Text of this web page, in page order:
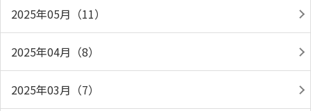
2025年05月（11）
2025年04月（8）
2025年03月（7）